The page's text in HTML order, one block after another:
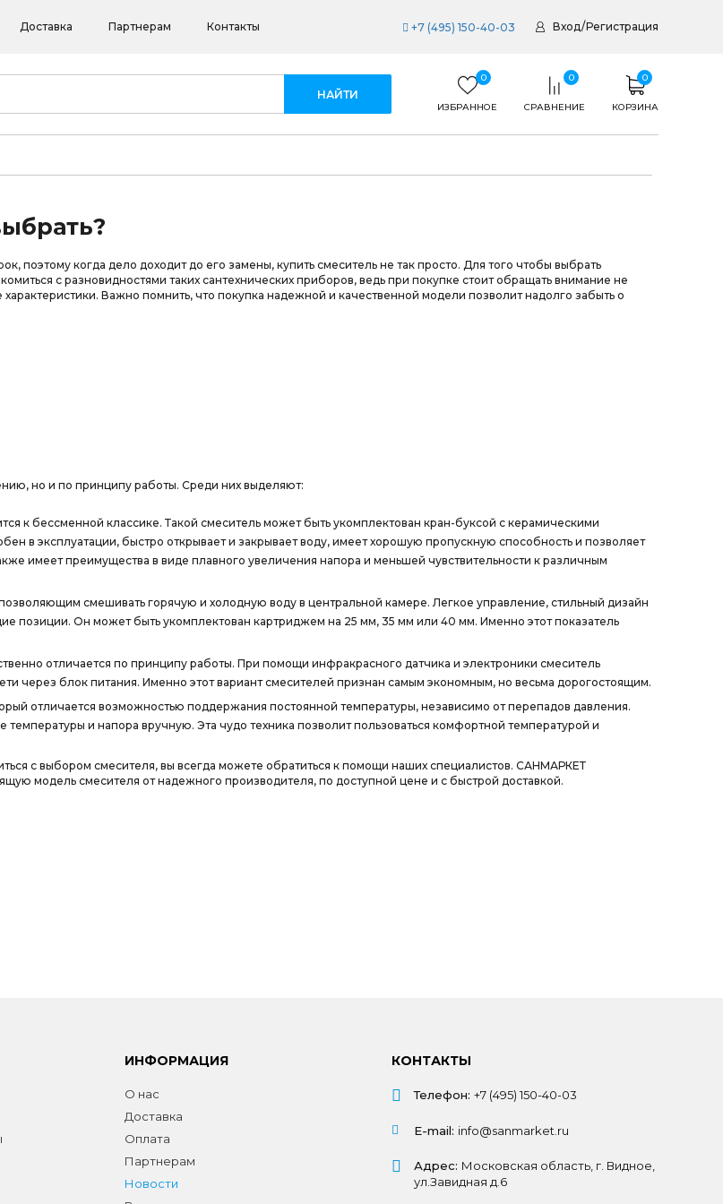
Доставка Партнерам Контакты +7 (495) 150-40-03 Вход/Регистрация
0
ИЗБРАННОЕ
0
СРАВНЕНИЕ
0
КОРЗИНА
поэтому когда дело доходит до его замены, купить смеситель не так просто. Для того чтобы выбрать
с разновидностями таких сантехнических приборов, ведь при покупке стоит обращать внимание не
характеристики. Важно помнить, что покупка надежной и качественной модели позволит надолго забыть о
но и по принципу работы. Среди них выделяют:
к бессменной классике. Такой смеситель может быть укомплектован кран-буксой с керамическими
в эксплуатации, быстро открывает и закрывает воду, имеет хорошую пропускную способность и позволяет
имеет преимущества в виде плавного увеличения напора и меньшей чувствительности к различным
смешивать горячую и холодную воду в центральной камере. Легкое управление, стильный дизайн
позиции. Он может быть укомплектован картриджем на 25 мм, 35 мм или 40 мм. Именно этот показатель
отличается по принципу работы. При помощи инфракрасного датчика и электроники смеситель
через блок питания. Именно этот вариант смесителей признан самым экономным, но весьма дорогостоящим.
отличается возможностью поддержания постоянной температуры, независимо от перепадов давления.
и напора вручную. Эта чудо техника позволит пользоваться комфортной температурой и
с выбором смесителя, вы всегда можете обратиться к помощи наших специалистов. САНМАРКЕТ
модель смесителя от надежного производителя, по доступной цене и с быстрой доставкой.
ИНФОРМАЦИЯ
О нас
Доставка
Оплата
Партнерам
Новости
КОНТАКТЫ
Телефон: +7 (495) 150-40-03
E-mail: info@sanmarket.ru
Адрес: Московская область, г. Видное,
ул.Завидная д.6